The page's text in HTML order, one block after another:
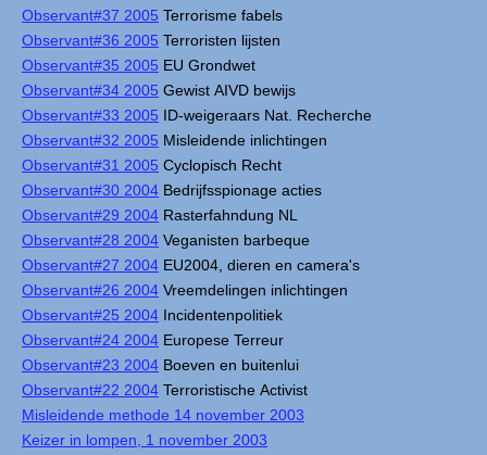
Observant#37 2005 Terrorisme fabels
Observant#36 2005 Terroristen lijsten
Observant#35 2005 EU Grondwet
Observant#34 2005 Gewist AIVD bewijs
Observant#33 2005 ID-weigeraars Nat. Recherche
Observant#32 2005 Misleidende inlichtingen
Observant#31 2005 Cyclopisch Recht
Observant#30 2004 Bedrijfsspionage acties
Observant#29 2004 Rasterfahndung NL
Observant#28 2004 Veganisten barbeque
Observant#27 2004 EU2004, dieren en camera's
Observant#26 2004 Vreemdelingen inlichtingen
Observant#25 2004 Incidentenpolitiek
Observant#24 2004 Europese Terreur
Observant#23 2004 Boeven en buitenlui
Observant#22 2004 Terroristische Activist
Misleidende methode 14 november 2003
Keizer in lompen, 1 november 2003